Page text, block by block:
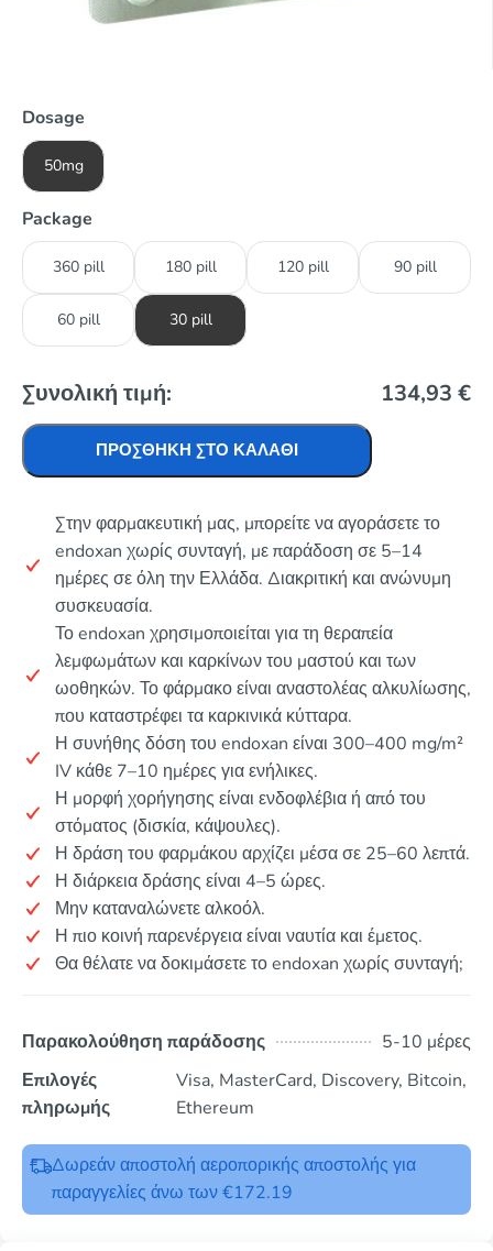
Dosage
50mg
Package
360 pill 180 pill 120 pill 90 pill
60 pill 30 pill
Συνολική τιμή: 134,93 €
ΠΡΟΣΘΉΚΗ ΣΤΟ ΚΑΛΆΘΙ
Στην φαρμακευτική μας, μπορείτε να αγοράσετε το
endoxan χωρίς συνταγή, με παράδοση σε 5–14
ημέρες σε όλη την Ελλάδα. Διακριτική και ανώνυμη
συσκευασία.
Το endoxan χρησιμοποιείται για τη θεραπεία
λεμφωμάτων και καρκίνων του μαστού και των
ωοθηκών. Το φάρμακο είναι αναστολέας αλκυλίωσης,
που καταστρέφει τα καρκινικά κύτταρα.
Η συνήθης δόση του endoxan είναι 300–400 mg/m²
IV κάθε 7–10 ημέρες για ενήλικες.
Η μορφή χορήγησης είναι ενδοφλέβια ή από του
στόματος (δισκία, κάψουλες).
Η δράση του φαρμάκου αρχίζει μέσα σε 25–60 λεπτά.
Η διάρκεια δράσης είναι 4–5 ώρες.
Μην καταναλώνετε αλκοόλ.
Η πιο κοινή παρενέργεια είναι ναυτία και έμετος.
Θα θέλατε να δοκιμάσετε το endoxan χωρίς συνταγή;
Παρακολούθηση παράδοσης
5-10 μέρες
Επιλογές
πληρωμής
Visa, MasterCard, Discovery, Bitcoin,
Ethereum
Δωρεάν αποστολή αεροπορικής αποστολής για
παραγγελίες άνω των €172.19